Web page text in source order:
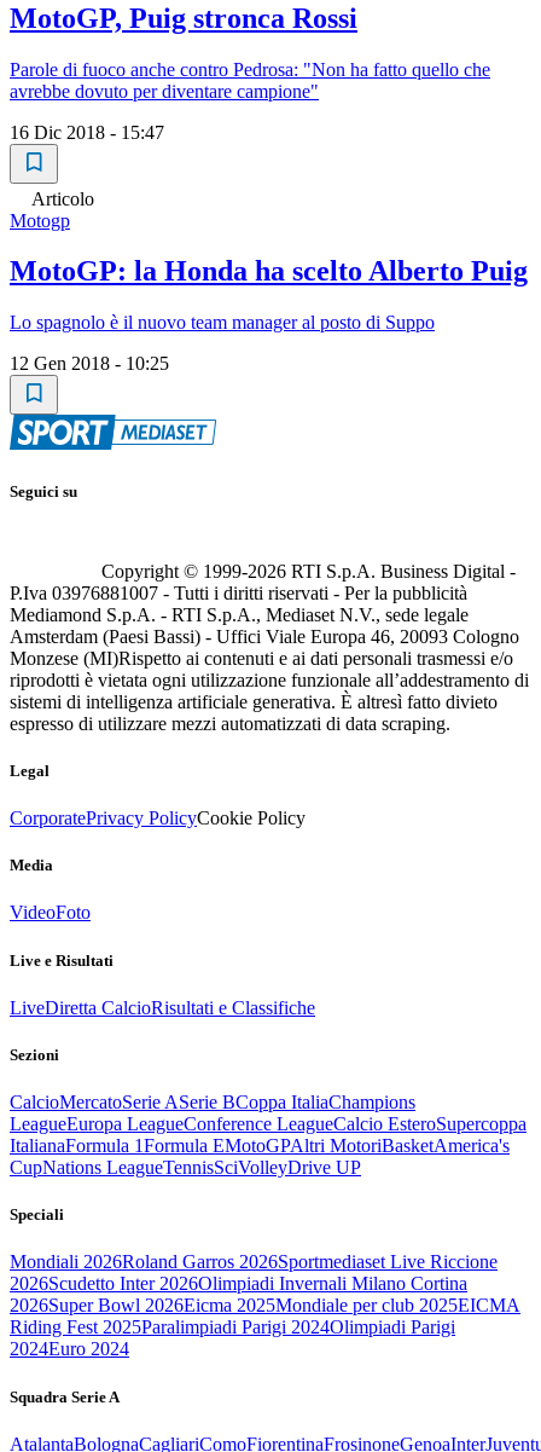
MotoGP, Puig stronca Rossi
Parole di fuoco anche contro Pedrosa: "Non ha fatto quello che
avrebbe dovuto per diventare campione"
16 Dic 2018 - 15:47
Articolo
Motogp
MotoGP: la Honda ha scelto Alberto Puig
Lo spagnolo è il nuovo team manager al posto di Suppo
12 Gen 2018 - 10:25
Seguici su
Copyright © 1999-2026 RTI S.p.A. Business Digital -
P.Iva 03976881007 - Tutti i diritti riservati - Per la pubblicità
Mediamond S.p.A. - RTI S.p.A., Mediaset N.V., sede legale
Amsterdam (Paesi Bassi) - Uffici Viale Europa 46, 20093 Cologno
Monzese (MI)Rispetto ai contenuti e ai dati personali trasmessi e/o
riprodotti è vietata ogni utilizzazione funzionale all’addestramento di
sistemi di intelligenza artificiale generativa. È altresì fatto divieto
espresso di utilizzare mezzi automatizzati di data scraping.
Legal
CorporatePrivacy PolicyCookie Policy
Media
VideoFoto
Live e Risultati
LiveDiretta CalcioRisultati e Classifiche
Sezioni
CalcioMercatoSerie ASerie BCoppa ItaliaChampions
LeagueEuropa LeagueConference LeagueCalcio EsteroSupercoppa
ItalianaFormula 1Formula EMotoGPAltri MotoriBasketAmerica's
CupNations LeagueTennisSciVolleyDrive UP
Speciali
Mondiali 2026Roland Garros 2026Sportmediaset Live Riccione
2026Scudetto Inter 2026Olimpiadi Invernali Milano Cortina
2026Super Bowl 2026Eicma 2025Mondiale per club 2025EICMA
Riding Fest 2025Paralimpiadi Parigi 2024Olimpiadi Parigi
2024Euro 2024
Squadra Serie A
AtalantaBolognaCagliariComoFiorentinaFrosinoneGenoaInter